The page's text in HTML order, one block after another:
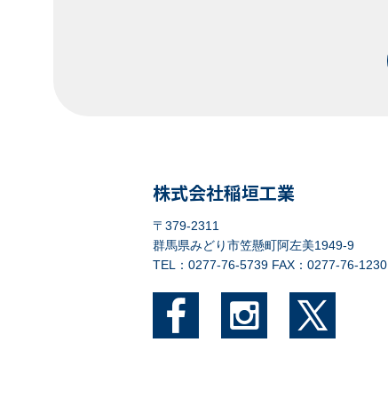
株式会社稲垣工業
〒379-2311
群馬県みどり市笠懸町阿左美1949-9
TEL：0277-76-5739 FAX：0277-76-1230